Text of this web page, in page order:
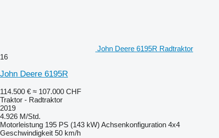
John Deere 6195R Radtraktor
16
John Deere 6195R
114.500 € ≈ 107.000 CHF
Traktor - Radtraktor
2019
4.926 M/Std.
Motorleistung 195 PS (143 kW) Achsenkonfiguration 4x4
Geschwindigkeit 50 km/h